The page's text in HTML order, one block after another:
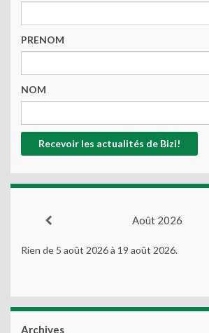
PRENOM
NOM
Août 2026
Rien de 5 août 2026 à 19 août 2026.
Archives